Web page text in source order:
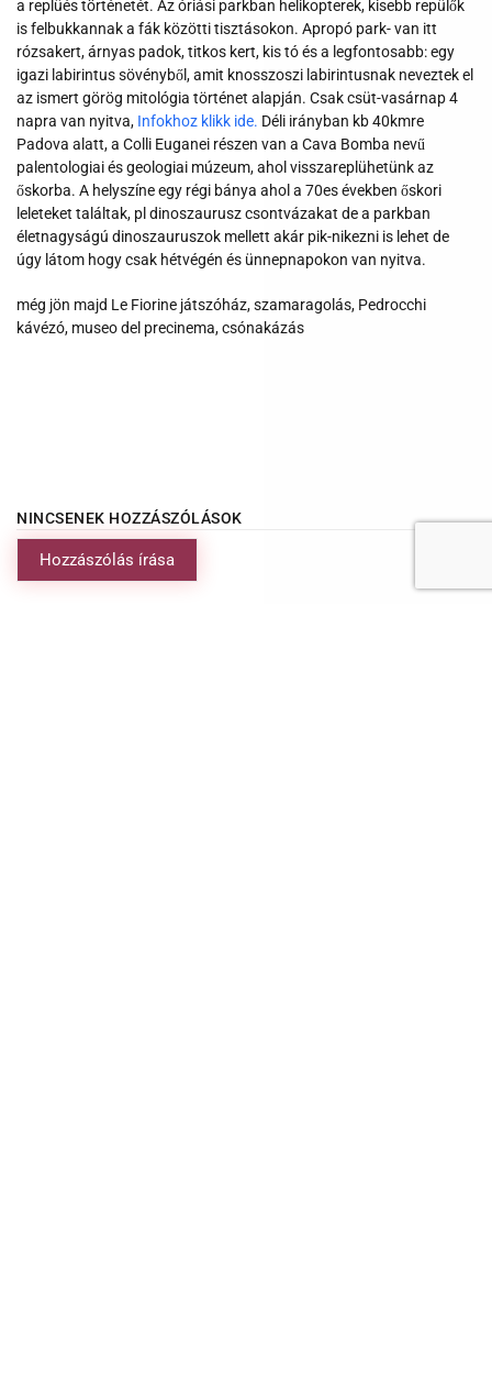
a replüés történetét. Az óriási parkban helikopterek, kisebb repülők
is felbukkannak a fák közötti tisztásokon. Apropó park- van itt
rózsakert, árnyas padok, titkos kert, kis tó és a legfontosabb: egy
igazi labirintus sövényből, amit knosszoszi labirintusnak neveztek el
az ismert görög mitológia történet alapján. Csak csüt-vasárnap 4
napra van nyitva, Infokhoz klikk ide. Déli irányban kb 40kmre
Padova alatt, a Colli Euganei részen van a Cava Bomba nevű
palentologiai és geologiai múzeum, ahol visszareplühetünk az
őskorba. A helyszíne egy régi bánya ahol a 70es években őskori
leleteket találtak, pl dinoszaurusz csontvázakat de a parkban
életnagyságú dinoszauruszok mellett akár pik-nikezni is lehet de
úgy látom hogy csak hétvégén és ünnepnapokon van nyitva.
még jön majd Le Fiorine játszóház, szamaragolás, Pedrocchi
kávézó, museo del precinema, csónakázás
NINCSENEK HOZZÁSZÓLÁSOK
Hozzászólás írása